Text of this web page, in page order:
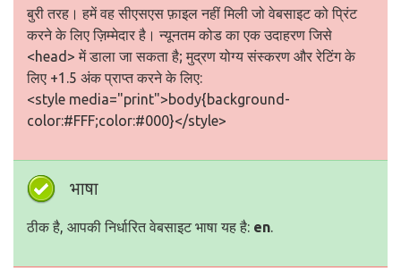
बुरी तरह। हमें वह सीएसएस फ़ाइल नहीं मिली जो वेबसाइट को प्रिंट
करने के लिए ज़िम्मेदार है। न्यूनतम कोड का एक उदाहरण जिसे
<head> में डाला जा सकता है; मुद्रण योग्य संस्करण और रेटिंग के
लिए +1.5 अंक प्राप्त करने के लिए:
<style media="print">body{background-
color:#FFF;color:#000}</style>
भाषा
ठीक है, आपकी निर्धारित वेबसाइट भाषा यह है: en.